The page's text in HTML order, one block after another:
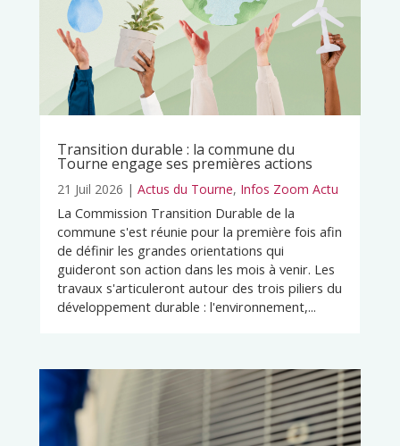
Transition durable : la commune du
Tourne engage ses premières actions
21 Juil 2026 | Actus du Tourne, Infos Zoom Actu
La Commission Transition Durable de la
commune s'est réunie pour la première fois afin
de définir les grandes orientations qui
guideront son action dans les mois à venir. Les
travaux s'articuleront autour des trois piliers du
développement durable : l'environnement,...